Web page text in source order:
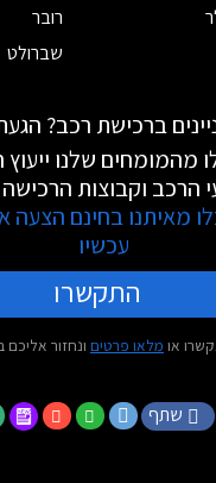
רובר
שברולט
ברכישת רכב?
מהמומחים שלנו ייעוץ
הרכב וקבוצות
מאיתנו בחינם הצעה
עכשיו
התקשרו
או מלאו פרטים ונחזור
שתף